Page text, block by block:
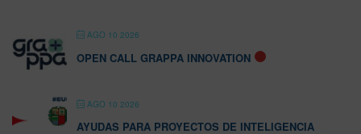
AGO 10 2026
OPEN CALL GRAPPA INNOVATION
AGO 10 2026
AYUDAS PARA PROYECTOS DE INTELIGENCIA